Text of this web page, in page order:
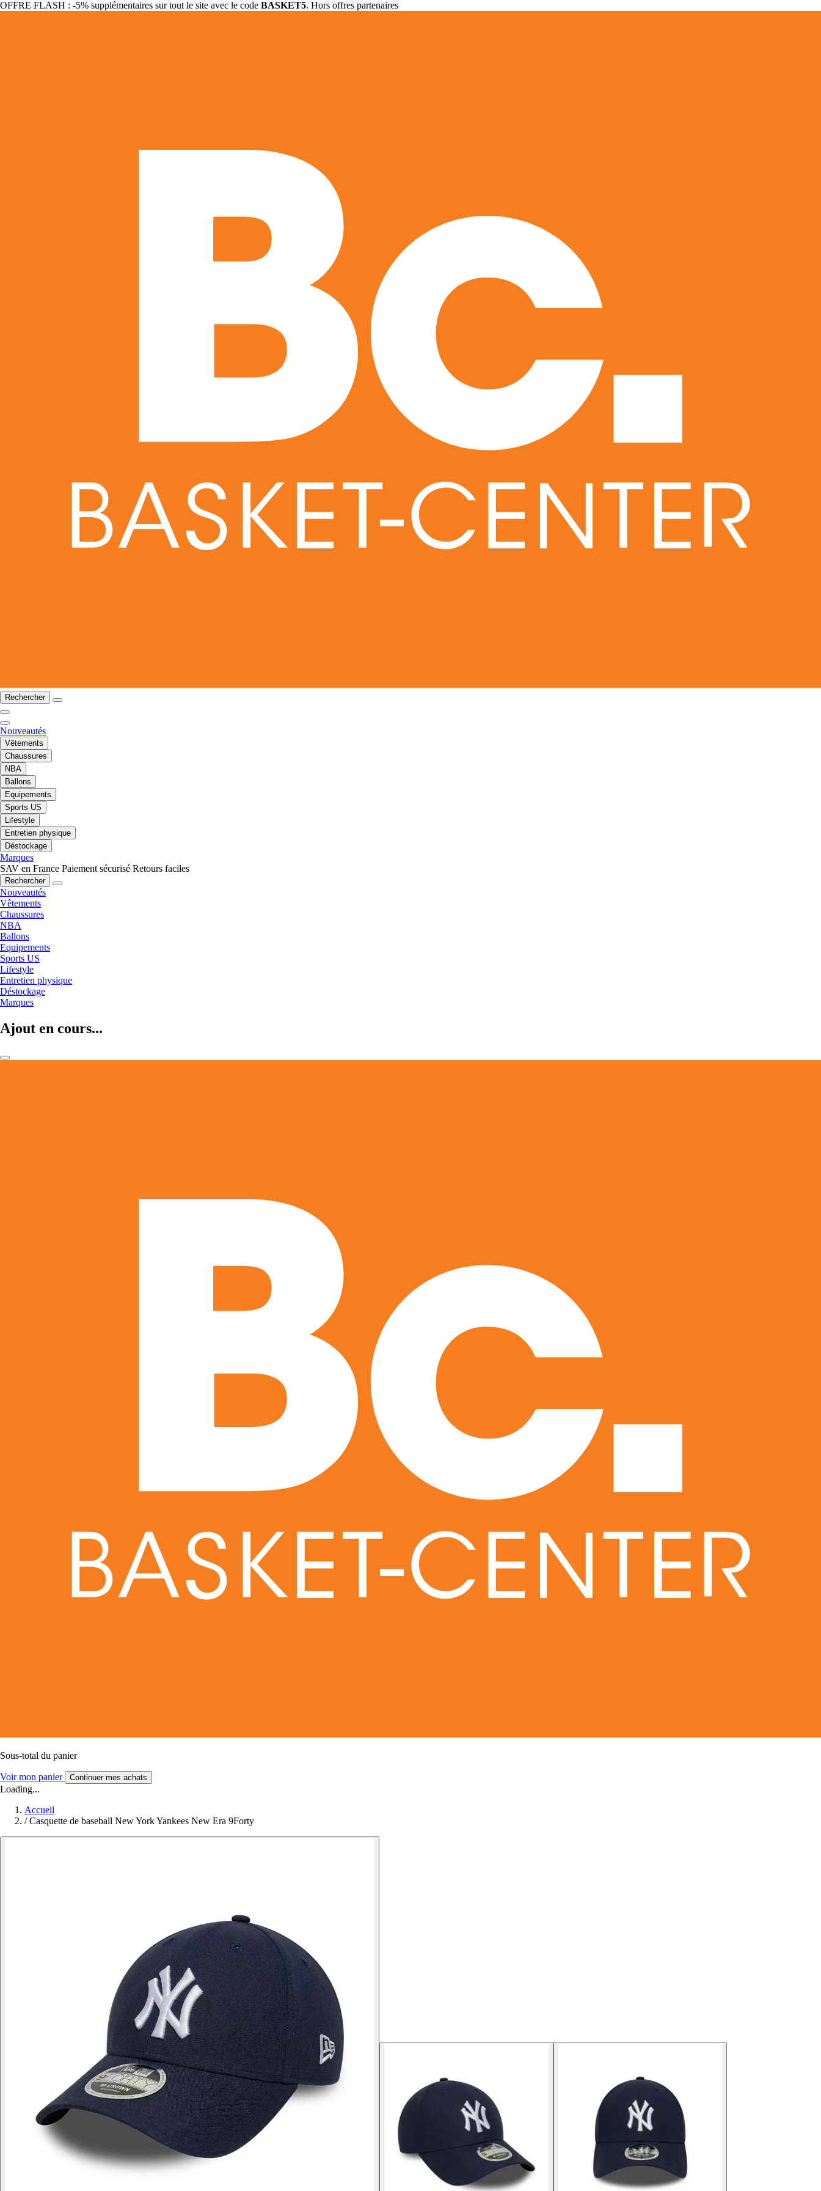
OFFRE FLASH : -5% supplémentaires sur tout le site avec le code BASKET5. Hors offres partenaires
Rechercher
Nouveautés
Vêtements
Chaussures
NBA
Ballons
Equipements
Sports US
Lifestyle
Entretien physique
Déstockage
Marques
SAV en France Paiement sécurisé Retours faciles
Rechercher
Nouveautés
Vêtements
Chaussures
NBA
Ballons
Equipements
Sports US
Lifestyle
Entretien physique
Déstockage
Marques
Ajout en cours...
Sous-total du panier
Voir mon panier Continuer mes achats
Loading...
Accueil
/ Casquette de baseball New York Yankees New Era 9Forty